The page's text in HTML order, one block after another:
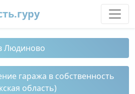
Людиново
гаража в собственность
область)